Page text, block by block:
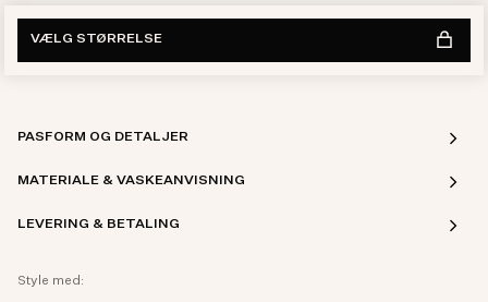
VÆLG STØRRELSE
PASFORM OG DETALJER
MATERIALE & VASKEANVISNING
LEVERING & BETALING
Style med: